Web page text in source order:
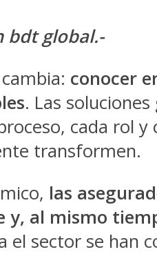
bdt global.-
conocer
. Las
cada rol
transformen.
las
al mismo
sector se han